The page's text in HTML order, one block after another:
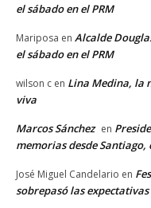
el sábado en el PRM
Mariposa en Alcalde
el sábado en el PRM
wilson c en Lina Medina, la
viva
Marcos Sánchez en
memorias desde Santiago,
José Miguel Candelario en
sobrepasó las expectativas